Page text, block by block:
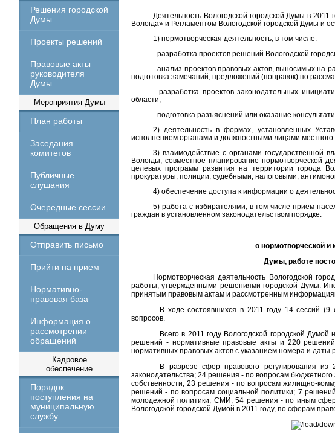
Решения городской
Думы
Проекты решений
Правовые акты
руководителя
Думы
Мероприятия Думы
План работы
Заседания
комитетов
Публичные
слушания
Очередные сессии
Обращения в Думу
Отправить письмо
Прийти на прием
Нормативно-
правовая база
Информация о
рассмотрении
обращений
Кадровое
обеспечение
Порядок
поступления на
муниципальную
службу
Деятельность Вологодской городской Думы в
Вологда» и Регламентом Вологодской городской Думы и
1) нормотворческая деятельность, в том числе:
- разработка проектов решений Вологодской
- анализ проектов правовых актов, выносимых на
подготовка замечаний, предложений (поправок) по
- разработка проектов законодательных
области;
- подготовка разъяснений или оказание
2) деятельность в формах, установленных
исполнением органами и должностными лицами
3) взаимодействие с органами государственной
Вологды, совместное планирование нормотворческой
целевых программ развития на территории города
прокуратуры, полиции, судебными, налоговыми,
4) обеспечение доступа к информации о
5) работа с избирателями, в том числе приём
граждан в установленном законодательством порядке.
о нормотворческой и
Думы, работе
Нормотворческая деятельность Вологодской
работы, утвержденными решениями городской Думы.
принятым правовым актам и рассмотренным
В ходе состоявшихся в 2011 году 14 сессий
вопросов.
Всего в 2011 году Вологодской городской
решений - нормативные правовые акты и 220
нормативных правовых актов с указанием номера и даты
В разрезе сфер правового регулирования
законодательства; 24 решения - по вопросам
собственности; 23 решения - по вопросам жилищно-
решений - по вопросам социальной политики; 7
молодежной политики, СМИ; 54 решения - по иным
Вологодской городской Думой в 2011 году, по сферам